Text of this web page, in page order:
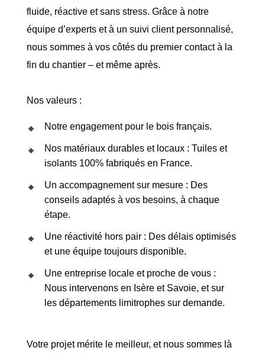
fluide, réactive et sans stress. Grâce à notre
équipe d’experts et à un suivi client personnalisé,
nous sommes à vos côtés du premier contact à la
fin du chantier – et même après.
Nos valeurs :
Notre engagement pour le bois français.
Nos matériaux durables et locaux : Tuiles et
isolants 100% fabriqués en France.
Un accompagnement sur mesure : Des
conseils adaptés à vos besoins, à chaque
étape.
Une réactivité hors pair : Des délais optimisés
et une équipe toujours disponible.
Une entreprise locale et proche de vous :
Nous intervenons en Isère et Savoie, et sur
les départements limitrophes sur demande.
Votre projet mérite le meilleur, et nous sommes là